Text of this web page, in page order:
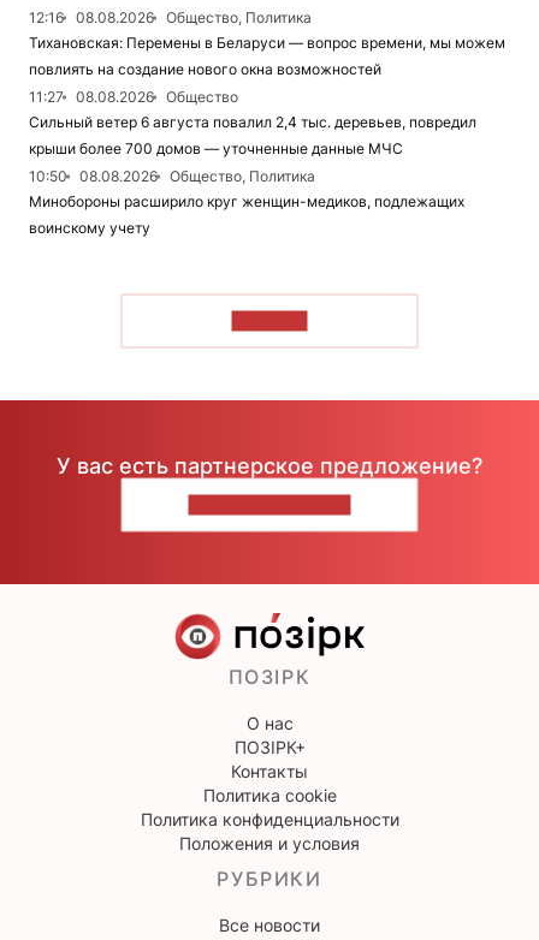
12:16
08.08.2026
Общество, Политика
Тихановская: Перемены в Беларуси — вопрос времени, мы можем
повлиять на создание нового окна возможностей
11:27
08.08.2026
Общество
Сильный ветер 6 августа повалил 2,4 тыс. деревьев, повредил
крыши более 700 домов — уточненные данные МЧС
10:50
08.08.2026
Общество, Политика
Минобороны расширило круг женщин-медиков, подлежащих
воинскому учету
У вас есть партнерское предложение?
ПОЗІРК
О нас
ПОЗІРК+
Контакты
Политика cookie
Политика конфиденциальности
Положения и условия
РУБРИКИ
Все новости